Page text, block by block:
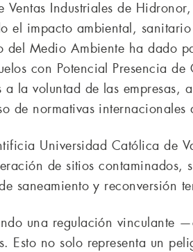
Ventas Industriales de
el impacto ambiental,
del Medio Ambiente ha dado
con Potencial Presencia
la voluntad de las empresas,
de normativas internacionales
Universidad Católica de
de sitios contaminados,
saneamiento y reconversión
una regulación
Esto no solo representa un